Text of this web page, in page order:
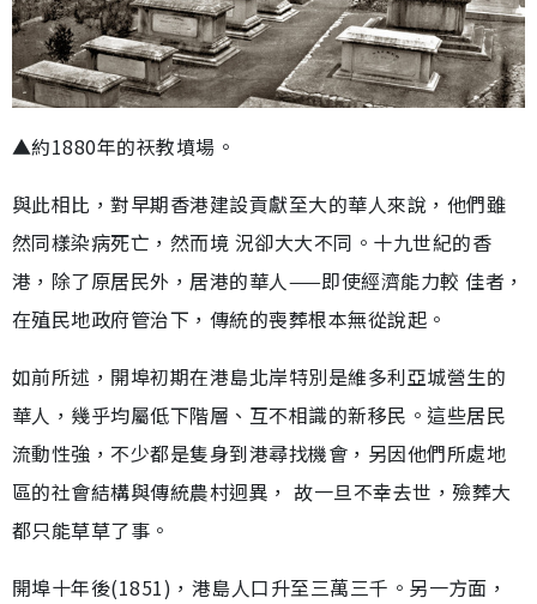
▲約1880年的祆教墳場。
與此相比，對早期香港建設貢獻至大的華人來說，他們雖
然同樣染病死亡，然而境 況卻大大不同。十九世紀的香
港，除了原居民外，居港的華人——即使經濟能力較 佳者，
在殖民地政府管治下，傳統的喪葬根本無從說起。
如前所述，開埠初期在港島北岸特別是維多利亞城營生的
華人，幾乎均屬低下階層、互不相識的新移民。這些居民
流動性強，不少都是隻身到港尋找機會，另因他們所處地
區的社會結構與傳統農村迥異， 故一旦不幸去世，殮葬大
都只能草草了事。
開埠十年後(1851)，港島人口升至三萬三千。另一方面，